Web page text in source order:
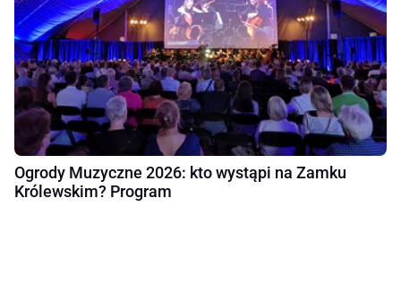
Ogrody Muzyczne 2026: kto wystąpi na Zamku
Królewskim? Program